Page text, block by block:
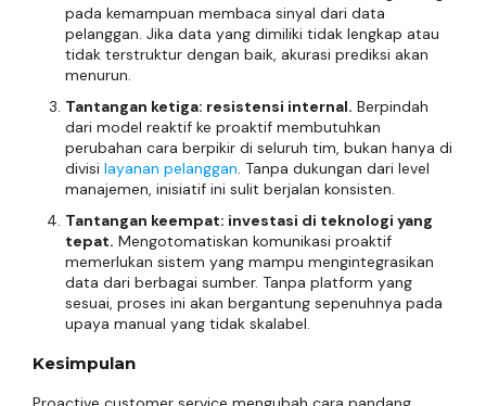
pada kemampuan membaca sinyal dari data
pelanggan. Jika data yang dimiliki tidak lengkap atau
tidak terstruktur dengan baik, akurasi prediksi akan
menurun.
Tantangan ketiga: resistensi internal. Berpindah
dari model reaktif ke proaktif membutuhkan
perubahan cara berpikir di seluruh tim, bukan hanya di
divisi layanan pelanggan. Tanpa dukungan dari level
manajemen, inisiatif ini sulit berjalan konsisten.
Tantangan keempat: investasi di teknologi yang
tepat. Mengotomatiskan komunikasi proaktif
memerlukan sistem yang mampu mengintegrasikan
data dari berbagai sumber. Tanpa platform yang
sesuai, proses ini akan bergantung sepenuhnya pada
upaya manual yang tidak skalabel.
Kesimpulan